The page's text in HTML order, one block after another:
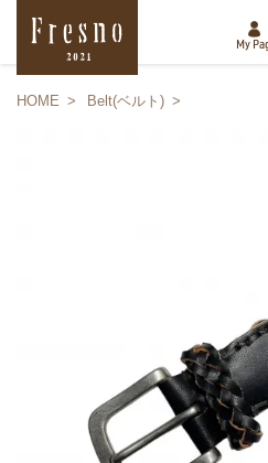
My
HOME Belt(ベルト)